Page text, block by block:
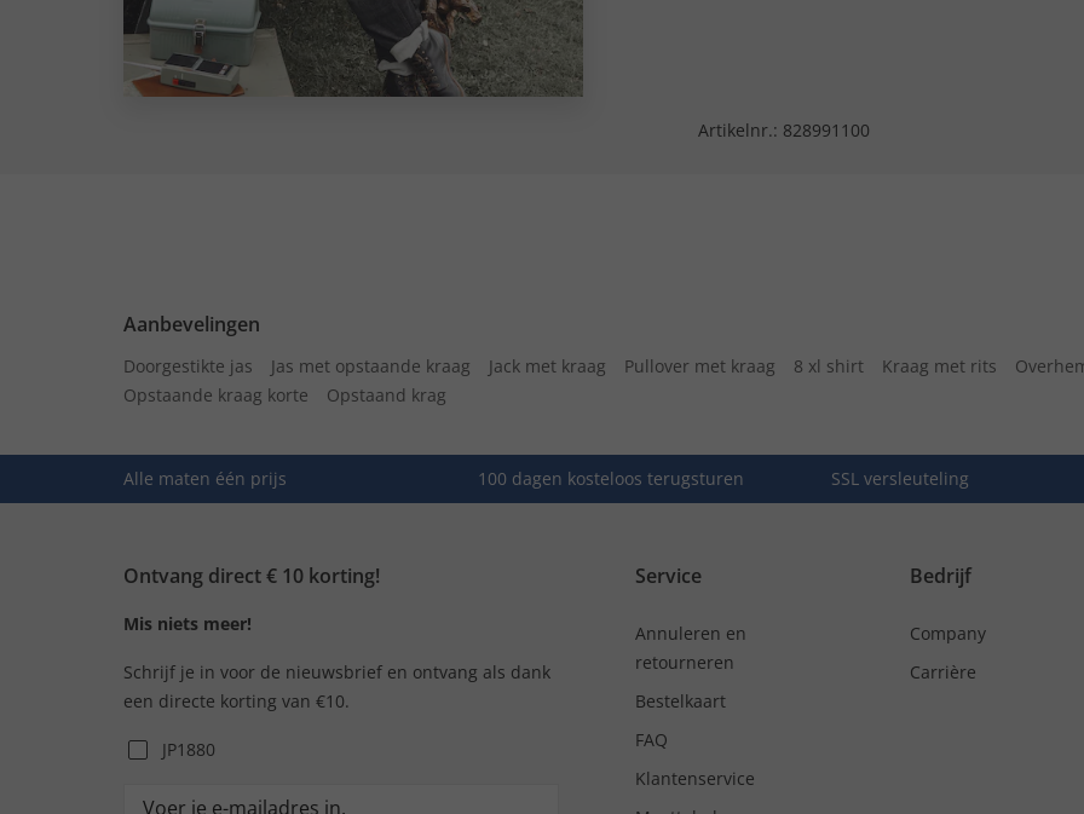
Artikelnr.: 828991100
Aanbevelingen
Doorgestikte jas Jas met opstaande kraag Jack met kraag Pullover met kraag 8 xl shirt Kraag met rits
Opstaande kraag korte
Opstaand krag
Alle maten één prijs 100 dagen kosteloos terugsturen SSL versleuteling
Ontvang direct € 10 korting!
Mis niets meer!
Schrijf je in voor de nieuwsbrief en ontvang als dank
een directe korting van €10.
JP1880
Service
Annuleren en
retourneren
Bestelkaart
FAQ
Klantenservice
Bedrijf
Company
Carrière